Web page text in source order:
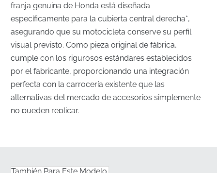
franja genuina de Honda está diseñada
específicamente para la cubierta central derecha*,
asegurando que su motocicleta conserve su perfil
visual previsto. Como pieza original de fábrica,
cumple con los rigurosos estándares establecidos
por el fabricante, proporcionando una integración
perfecta con la carrocería existente que las
alternativas del mercado de accesorios simplemente
no pueden replicar.
✅Manipulación profesional: